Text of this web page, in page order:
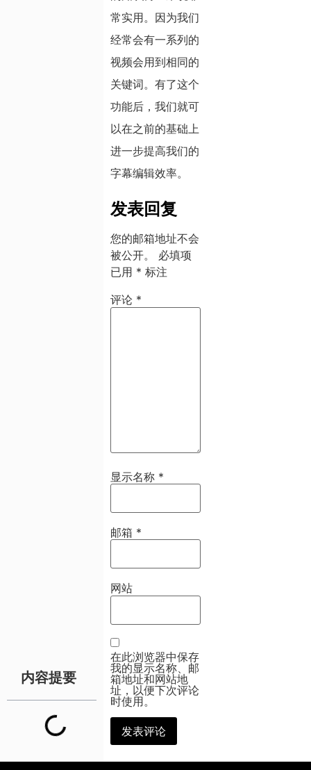
内容提要
常实用。因为我们
经常会有一系列的
视频会用到相同的
关键词。有了这个
功能后，我们就可
以在之前的基础上
进一步提高我们的
字幕编辑效率。
发表回复
您的邮箱地址不会
被公开。
必填项
已用 * 标注
评论 *
显示名称 *
邮箱 *
网站
在此浏览器中保存
我的显示名称、邮
箱地址和网站地
址，以便下次评论
时使用。